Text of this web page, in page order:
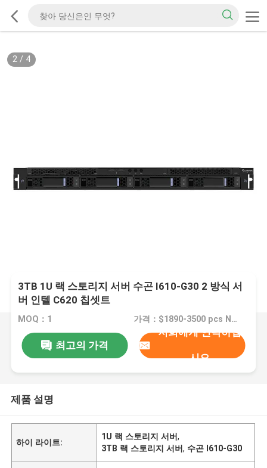
2/ 4
3TB 1U 랙 스토리지 서버 수곤 I610-G30 2 방식 서
버 인텔 C620 칩셋트
MOQ：1 가격：$1890-3500 pcs Negotiable
최고의 가격
저희에게 연락하십
시오
제품 설명
하이 라이트:
1U 랙 스토리지 서버,
3TB 랙 스토리지 서버, 수곤 I610-G30